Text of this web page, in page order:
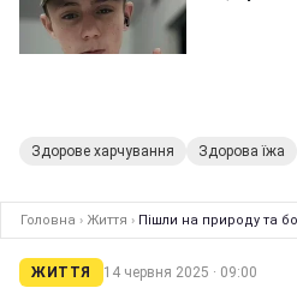
Здорове харчування Здорова їжа
Головна › Життя › Пішли на природу та
ЖИТТЯ 14 червня 2025 · 09:00